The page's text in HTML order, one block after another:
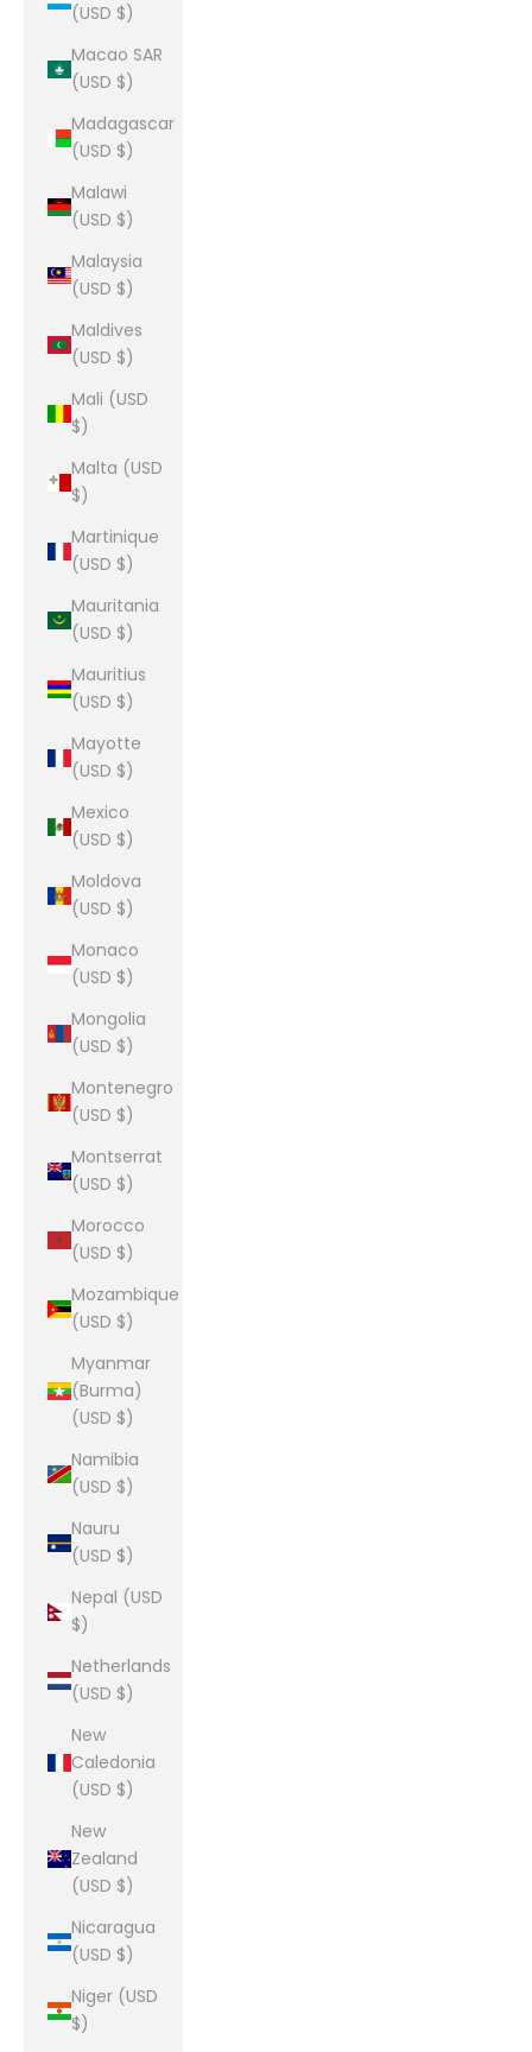
(USD $)
Macao SAR
(USD $)
Madagascar
(USD $)
Malawi
(USD $)
Malaysia
(USD $)
Maldives
(USD $)
Mali (USD
$)
Malta (USD
$)
Martinique
(USD $)
Mauritania
(USD $)
Mauritius
(USD $)
Mayotte
(USD $)
Mexico
(USD $)
Moldova
(USD $)
Monaco
(USD $)
Mongolia
(USD $)
Montenegro
(USD $)
Montserrat
(USD $)
Morocco
(USD $)
Mozambique
(USD $)
Myanmar
(Burma)
(USD $)
Namibia
(USD $)
Nauru
(USD $)
Nepal (USD
$)
Netherlands
(USD $)
New
Caledonia
(USD $)
New
Zealand
(USD $)
Nicaragua
(USD $)
Niger (USD
$)